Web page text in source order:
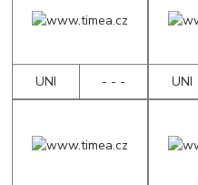
UNI - - - UNI